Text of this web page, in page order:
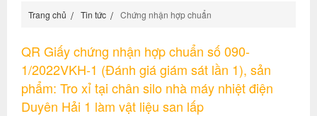
Trang chủ Tin tức Chứng nhận hợp chuẩn
QR Giấy chứng nhận hợp chuẩn số 090-
1/2022VKH-1 (Đánh giá giám sát lần 1), sản
phẩm: Tro xỉ tại chân silo nhà máy nhiệt điện
Duyên Hải 1 làm vật liệu san lấp